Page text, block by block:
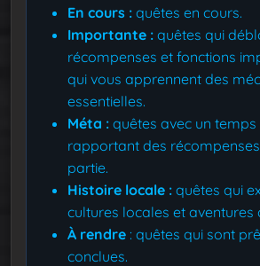
En cours : quêtes en cours.
Importante : quêtes qui
récompenses et fonctions
qui vous apprennent des
essentielles.
Méta : quêtes avec un
rapportant des
partie.
Histoire locale : quêtes qui
cultures locales et aventures
À rendre : quêtes qui sont
conclues.